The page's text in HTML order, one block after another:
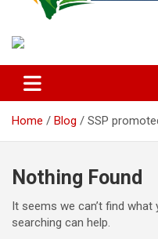
Hindustan
Home Blog SSP
Nothing Found
It seems we can’t find what
searching can help.